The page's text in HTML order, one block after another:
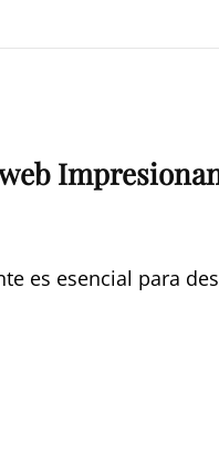
es esencial para